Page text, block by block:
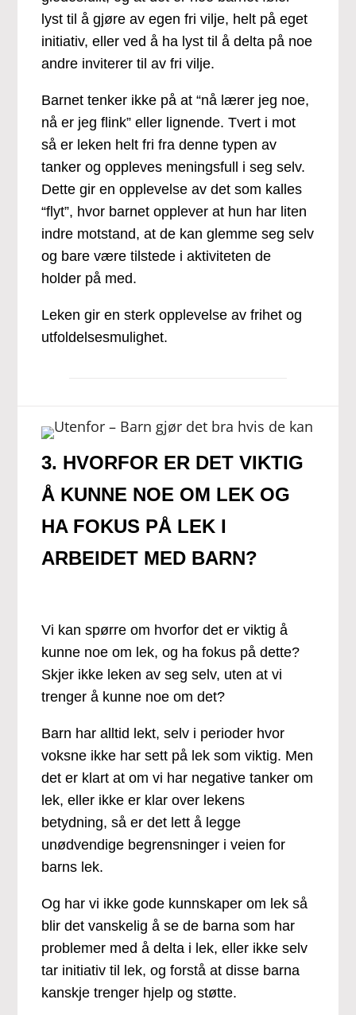
lyst til å gjøre av egen fri vilje, helt på eget
initiativ, eller ved å ha lyst til å delta på noe
andre inviterer til av fri vilje.
Barnet tenker ikke på at “nå lærer jeg noe,
nå er jeg flink” eller lignende. Tvert i mot
så er leken helt fri fra denne typen av
tanker og oppleves meningsfull i seg selv.
Dette gir en opplevelse av det som kalles
“flyt”, hvor barnet opplever at hun har liten
indre motstand, at de kan glemme seg selv
og bare være tilstede i aktiviteten de
holder på med.
Leken gir en sterk opplevelse av frihet og
utfoldelsesmulighet.
3. HVORFOR ER DET VIKTIG
Å KUNNE NOE OM LEK OG
HA FOKUS PÅ LEK I
ARBEIDET MED BARN?
Vi kan spørre om hvorfor det er viktig å
kunne noe om lek, og ha fokus på dette?
Skjer ikke leken av seg selv, uten at vi
trenger å kunne noe om det?
Barn har alltid lekt, selv i perioder hvor
voksne ikke har sett på lek som viktig. Men
det er klart at om vi har negative tanker om
lek, eller ikke er klar over lekens
betydning, så er det lett å legge
unødvendige begrensninger i veien for
barns lek.
Og har vi ikke gode kunnskaper om lek så
blir det vanskelig å se de barna som har
problemer med å delta i lek, eller ikke selv
tar initiativ til lek, og forstå at disse barna
kanskje trenger hjelp og støtte.